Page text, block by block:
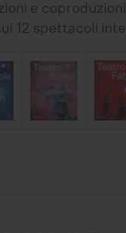
e
12 spettacoli